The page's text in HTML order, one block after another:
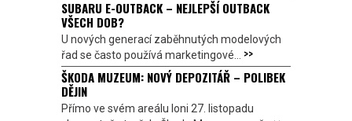
SUBARU E-OUTBACK – NEJLEPŠÍ OUTBACK
VŠECH DOB?
U nových generací zaběhnutých modelových
řad se často používá marketingové... >>
ŠKODA MUZEUM: NOVÝ DEPOZITÁŘ – POLIBEK
DĚJIN
Přímo ve svém areálu loni 27. listopadu